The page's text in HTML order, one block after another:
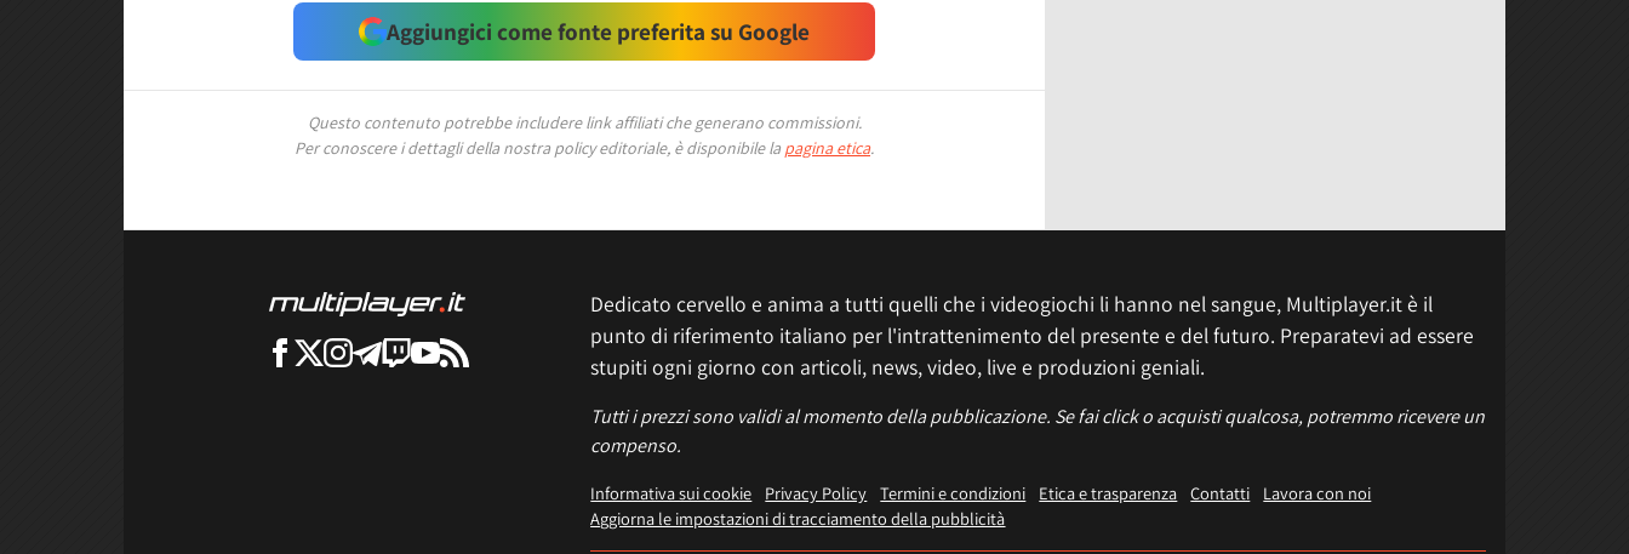
Aggiungici come fonte preferita su Google
Questo contenuto potrebbe includere link affiliati che generano commissioni.
Per conoscere i dettagli della nostra policy editoriale, è disponibile la pagina etica.
Dedicato cervello e anima a tutti quelli che i videogiochi li hanno nel sangue, Multiplayer.it è il
punto di riferimento italiano per l'intrattenimento del presente e del futuro. Preparatevi ad essere
stupiti ogni giorno con articoli, news, video, live e produzioni geniali.
Tutti i prezzi sono validi al momento della pubblicazione. Se fai click o acquisti qualcosa, potremmo ricevere un
compenso.
Informativa sui cookie Privacy Policy Termini e condizioni Etica e trasparenza Contatti
Lavora con noi
Aggiorna le impostazioni di tracciamento della pubblicità